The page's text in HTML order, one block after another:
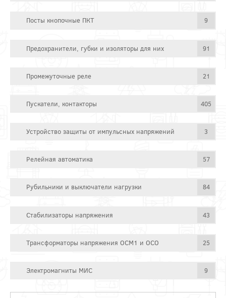
Посты кнопочные ПКТ 9
Предохранители, губки и изоляторы для них 91
Промежуточные реле 21
Пускатели, контакторы 405
Устройство защиты от импульсных напряжений 3
Релейная автоматика 57
Рубильники и выключатели нагрузки 84
Стабилизаторы напряжения 43
Трансформаторы напряжения ОСМ1 и ОСО 25
Электромагниты МИС 9